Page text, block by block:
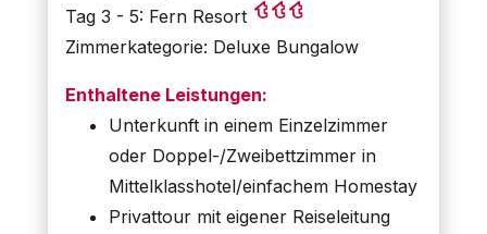
Tag 3 - 5: Fern Resort
Zimmerkategorie: Deluxe Bungalow
Enthaltene Leistungen:
Unterkunft in einem Einzelzimmer
oder Doppel-/Zweibettzimmer in
Mittelklasshotel/einfachem Homestay
Privattour mit eigener Reiseleitung